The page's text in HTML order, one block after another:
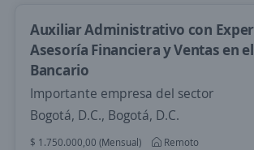
Auxiliar Administrativo con
Asesoría Financiera y Ventas en
Bancario
Importante empresa del sector
Bogotá, D.C., Bogotá, D.C.
$ 1.750.000,00 (Mensual)
Remoto